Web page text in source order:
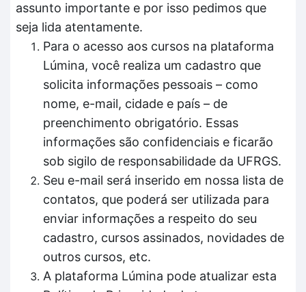
assunto importante e por isso pedimos que
seja lida atentamente.
Para o acesso aos cursos na plataforma
Lúmina, você realiza um cadastro que
solicita informações pessoais – como
nome, e-mail, cidade e país – de
preenchimento obrigatório. Essas
informações são confidenciais e ficarão
sob sigilo de responsabilidade da UFRGS.
Seu e-mail será inserido em nossa lista de
contatos, que poderá ser utilizada para
enviar informações a respeito do seu
cadastro, cursos assinados, novidades de
outros cursos, etc.
A plataforma Lúmina pode atualizar esta